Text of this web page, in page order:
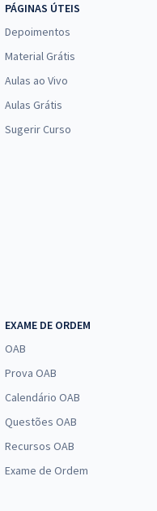
PÁGINAS ÚTEIS
Depoimentos
Material Grátis
Aulas ao Vivo
Aulas Grátis
Sugerir Curso
EXAME DE ORDEM
OAB
Prova OAB
Calendário OAB
Questões OAB
Recursos OAB
Exame de Ordem